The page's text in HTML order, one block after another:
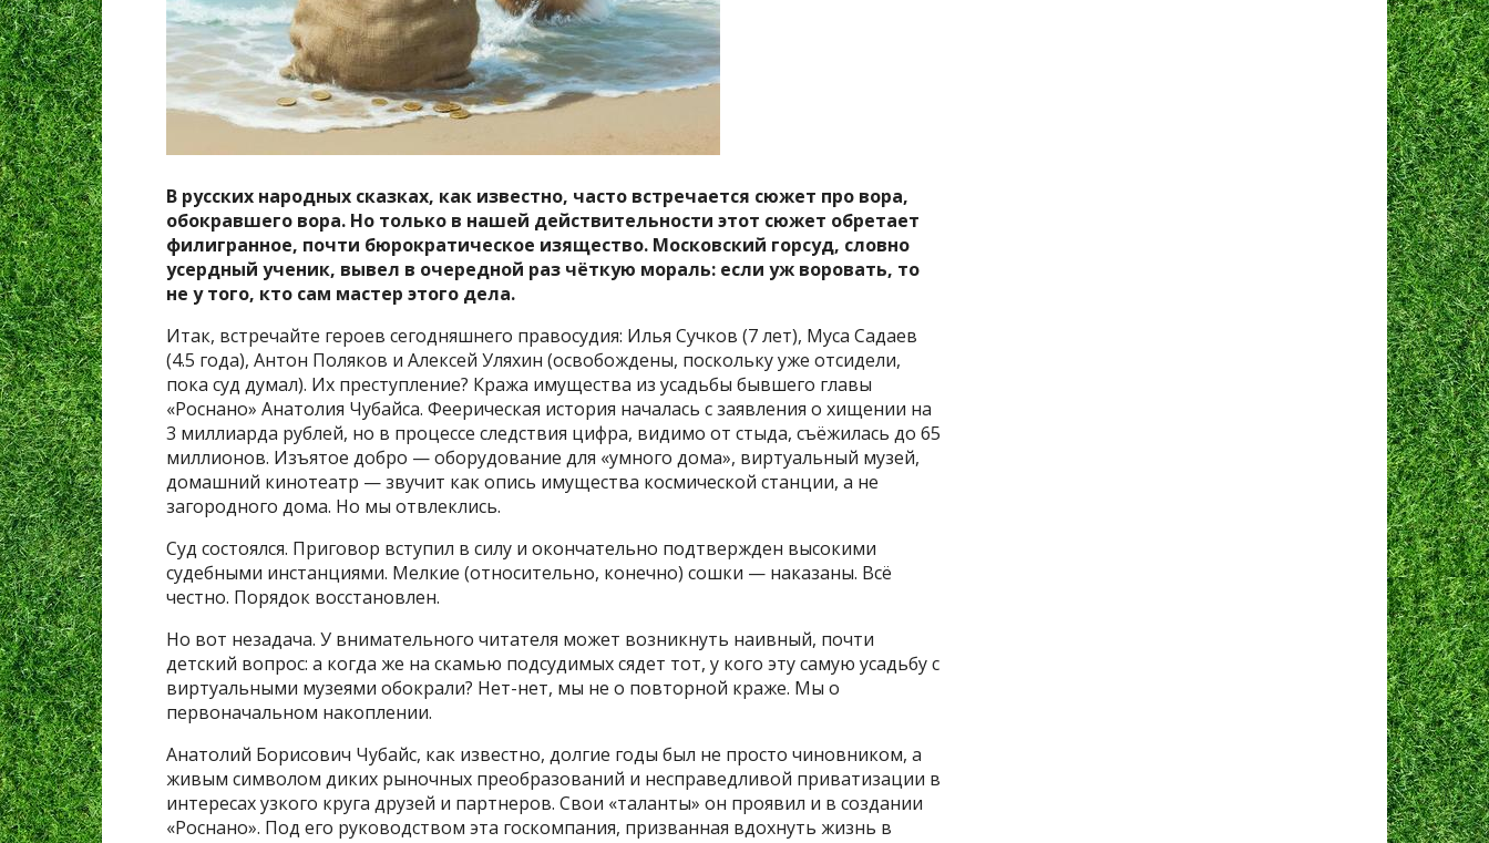
В русских народных сказках, как известно, часто встречается сюжет про вора,
обокравшего вора. Но только в нашей действительности этот сюжет обретает
филигранное, почти бюрократическое изящество. Московский горсуд, словно
усердный ученик, вывел в очередной раз чёткую мораль: если уж воровать, то
не у того, кто сам мастер этого дела.
Итак, встречайте героев сегодняшнего правосудия: Илья Сучков (7 лет), Муса Садаев
(4.5 года), Антон Поляков и Алексей Уляхин (освобождены, поскольку уже отсидели,
пока суд думал). Их преступление? Кража имущества из усадьбы бывшего главы
«Роснано» Анатолия Чубайса. Феерическая история началась с заявления о хищении на
3 миллиарда рублей, но в процессе следствия цифра, видимо от стыда, съёжилась до 65
миллионов. Изъятое добро — оборудование для «умного дома», виртуальный музей,
домашний кинотеатр — звучит как опись имущества космической станции, а не
загородного дома. Но мы отвлеклись.
Суд состоялся. Приговор вступил в силу и окончательно подтвержден высокими
судебными инстанциями. Мелкие (относительно, конечно) сошки — наказаны. Всё
честно. Порядок восстановлен.
Но вот незадача. У внимательного читателя может возникнуть наивный, почти
детский вопрос: а когда же на скамью подсудимых сядет тот, у кого эту самую усадьбу с
виртуальными музеями обокрали? Нет-нет, мы не о повторной краже. Мы о
первоначальном накоплении.
Анатолий Борисович Чубайс, как известно, долгие годы был не просто чиновником, а
живым символом диких рыночных преобразований и несправедливой приватизации в
интересах узкого круга друзей и партнеров. Свои «таланты» он проявил и в создании
«Роснано». Под его руководством эта госкомпания, призванная вдохнуть жизнь в